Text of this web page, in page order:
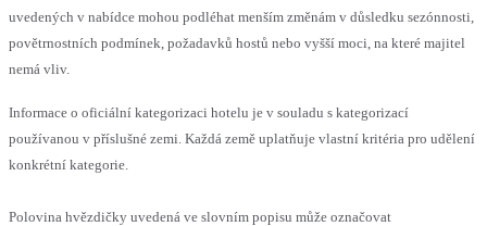
uvedených v nabídce mohou podléhat menším změnám v důsledku sezónnosti,
povětrnostních podmínek, požadavků hostů nebo vyšší moci, na které majitel
nemá vliv.
Informace o oficiální kategorizaci hotelu je v souladu s kategorizací
používanou v příslušné zemi. Každá země uplatňuje vlastní kritéria pro udělení
konkrétní kategorie.
Polovina hvězdičky uvedená ve slovním popisu může označovat